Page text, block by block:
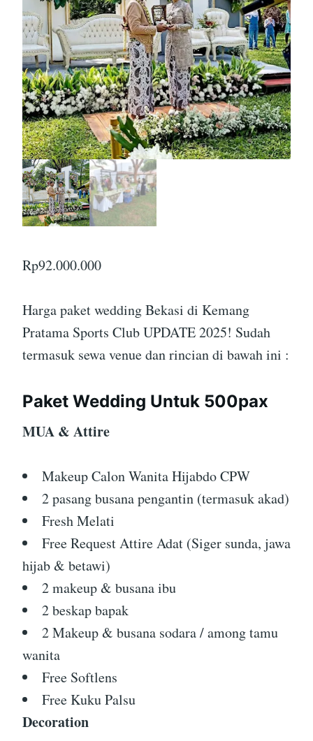
Rp92.000.000
Harga paket wedding Bekasi di Kemang
Pratama Sports Club UPDATE 2025! Sudah
termasuk sewa venue dan rincian di bawah ini :
Paket Wedding Untuk 500pax
MUA & Attire
Makeup Calon Wanita Hijabdo CPW
2 pasang busana pengantin (termasuk akad)
Fresh Melati
Free Request Attire Adat (Siger sunda, jawa
hijab & betawi)
2 makeup & busana ibu
2 beskap bapak
2 Makeup & busana sodara / among tamu
wanita
Free Softlens
Free Kuku Palsu
Decoration